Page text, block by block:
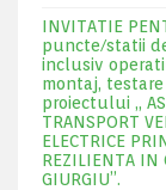
INVITATIE
puncte/statii
inclusiv
montaj,
proiectului „
TRANSPORT
ELECTRICE
REZILIENTA IN
GIURGIU”.